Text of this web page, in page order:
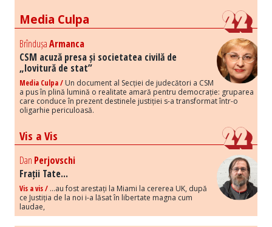
Media Culpa
BrîndușaArmanca
CSM acuză presa și societatea civilă de
„lovitură de stat”
Media Culpa / Un document al Secției de judecători a CSM
a pus în plină lumină o realitate amară pentru democrație: gruparea
care conduce în prezent destinele justiției s-a transformat într-o
oligarhie periculoasă.
Vis a Vis
Dan Perjovschi
Frații Tate...
Vis a vis / ...au fost arestați la Miami la cererea UK, după
ce Justiția de la noi i-a lăsat în libertate magna cum
laudae,